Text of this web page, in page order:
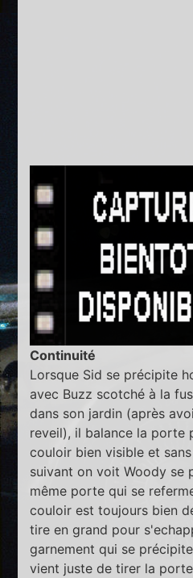
Continuité
Lorsque Sid se précipite
avec Buzz scotché à la
dans son jardin (après
reveil), il balance la porte
couloir bien visible et
suivant on voit Woody se
même porte qui se
couloir est toujours bien
tire en grand pour
garnement qui se
vient juste de tirer la